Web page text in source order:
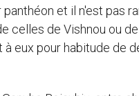
et il n'est pas
celles de Vishnou ou
à eux pour habitude de